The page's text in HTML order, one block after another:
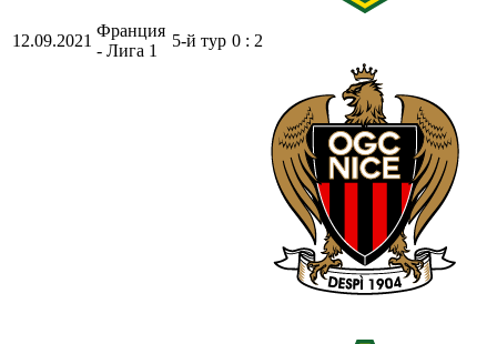
12.09.2021
Франция
- Лига 1
5-й тур 0 : 2